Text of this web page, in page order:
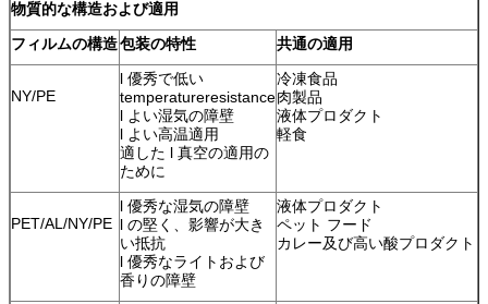
物質的な構造および適用
フィルムの構造包装の特性 共通の適用
NY/PE
l 優秀で低い
temperatureresistance
l よい湿気の障壁
l よい高温適用
適した l 真空の適用の
ために
冷凍食品
肉製品
液体プロダクト
軽食
PET/AL/NY/PE
l 優秀な湿気の障壁
l の堅く、影響が大き
い抵抗
l 優秀なライトおよび
香りの障壁
液体プロダクト
ペット フード
カレー及び高い酸プロダクト